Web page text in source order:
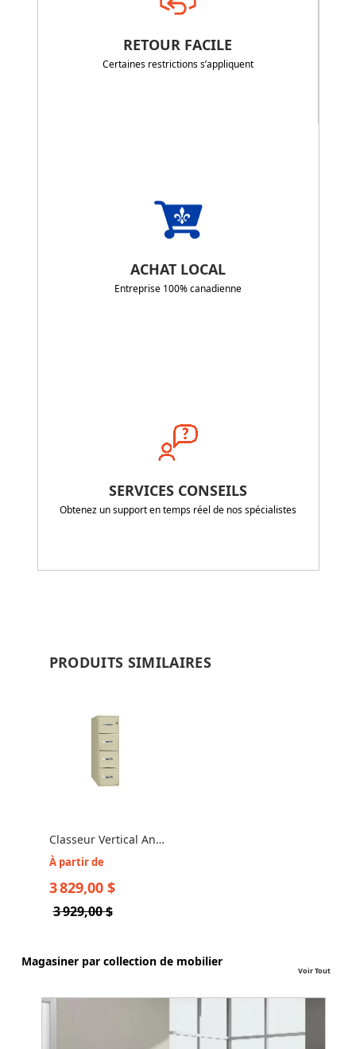
RETOUR FACILE
Certaines restrictions s’appliquent
ACHAT LOCAL
Entreprise 100% canadienne
SERVICES CONSEILS
Obtenez un support en temps réel de nos spécialistes
PRODUITS SIMILAIRES
Classeur Vertical Anti-
Feu - 4 Tiroirs - GF-
À partir de
3 829,00 $
3 929,00 $
Magasiner par collection de mobilier
Voir Tout